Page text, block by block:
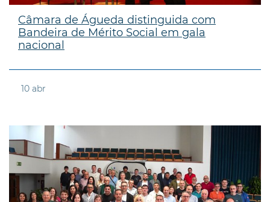
Câmara de Águeda distinguida com
Bandeira de Mérito Social em gala
nacional
10 abr